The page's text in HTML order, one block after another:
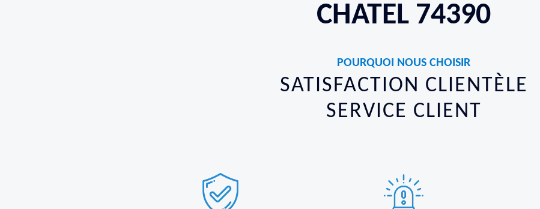
CHATEL 74390
POURQUOI NOUS CHOISIR
SATISFACTION CLIENTÈLE
SERVICE CLIENT